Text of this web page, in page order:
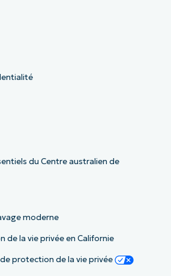
du Centre australien de
moderne
de la vie privée en Californie
protection de la vie privée